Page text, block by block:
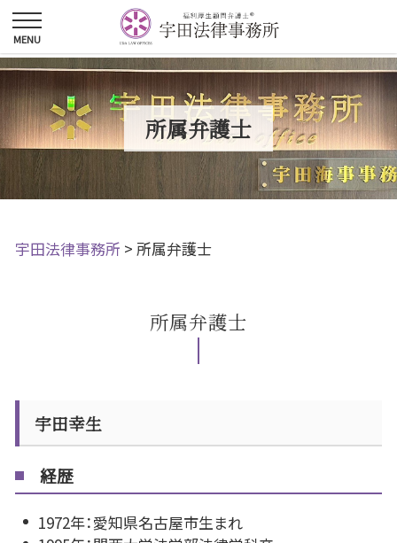
所属弁護士
宇田法律事務所 > 所属弁護士
所属弁護士
宇田幸生
経歴
1972年：愛知県名古屋市生まれ